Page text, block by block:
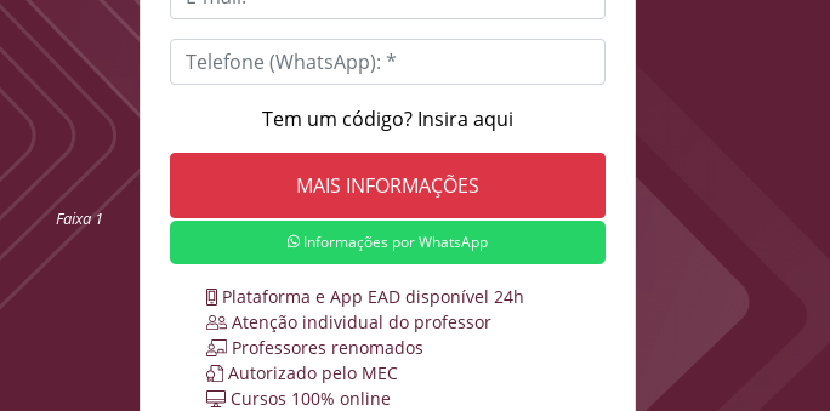
Faixa 1
Tem um código? Insira aqui
Informações por WhatsApp
Plataforma e App EAD disponível 24h
Atenção individual do professor
Professores renomados
Autorizado pelo MEC
Cursos 100% online